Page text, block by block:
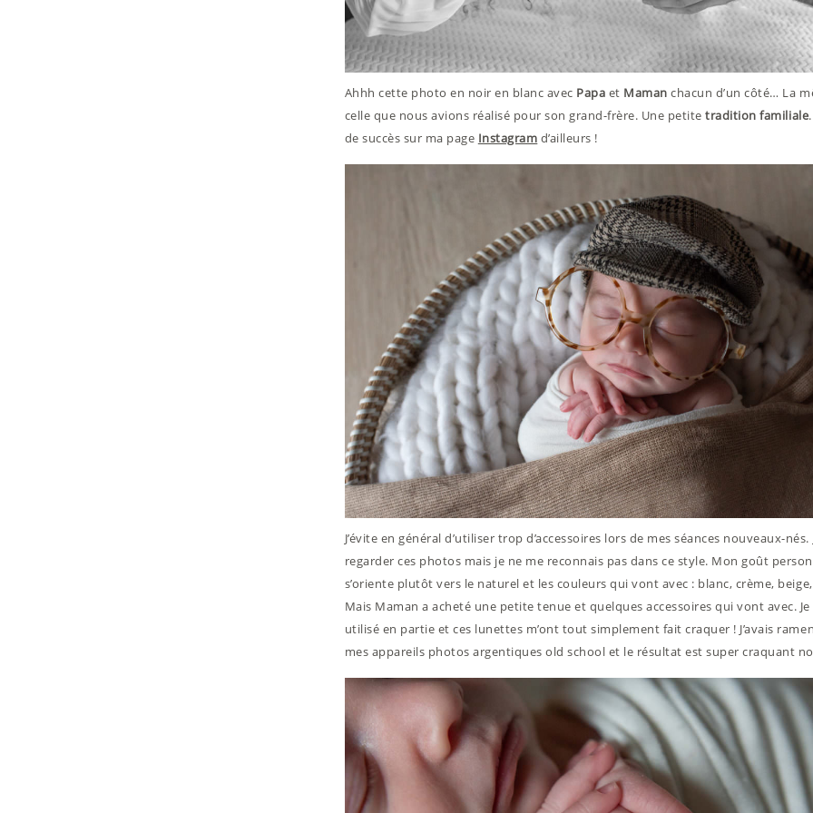
Ahhh cette photo en noir en blanc avec Papa et Maman chacun d’un côté… La
celle que nous avions réalisé pour son grand-frère. Une petitetradition familiale
de succès sur ma page Instagram d’ailleurs !
J’évite en général d’utiliser trop d’accessoires lors de mes séances nouveaux-nés.
regarder ces photos mais je ne me reconnais pas dans ce style. Mon goût
s’oriente plutôt vers le naturel et les couleurs qui vont avec : blanc, crème,
Mais Maman a acheté une petite tenue et quelques accessoires qui vont avec. Je
utilisé en partie et ces lunettes m’ont tout simplement fait craquer ! J’avais
mes appareils photos argentiques old school et le résultat est super craquant